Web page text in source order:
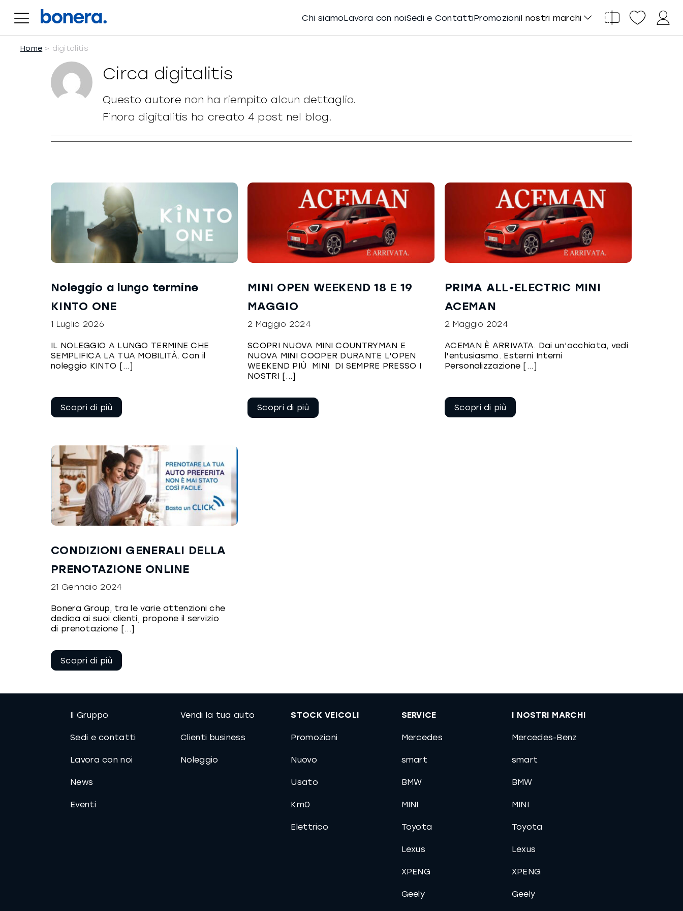
contenuto
Chi siamoLavora con noiSedi e ContattiPromozioniI nostri marchi
Home digitalitis
Circa digitalitis
Questo autore non ha riempito alcun dettaglio.
Finora digitalitis ha creato 4 post nel blog.
Noleggio a lungo termine
KINTO ONE
1 Luglio 2026
IL NOLEGGIO A LUNGO TERMINE CHE
SEMPLIFICA LA TUA MOBILITÀ. Con il
noleggio KINTO [...]
Continua a
leggere
MINI OPEN WEEKEND 18 E 19
MAGGIO
2 Maggio 2024
SCOPRI NUOVA MINI COUNTRYMAN E
NUOVA MINI COOPER DURANTE L'OPEN
WEEKEND PIÙ MINI DI SEMPRE PRESSO I
NOSTRI [...]
Continua a
leggere
PRIMA ALL-ELECTRIC MINI
ACEMAN
2 Maggio 2024
ACEMAN È ARRIVATA. Dai un'occhiata, vedi
l'entusiasmo. Esterni Interni
Personalizzazione [...]
Continua a
leggere
CONDIZIONI GENERALI DELLA
PRENOTAZIONE ONLINE
21 Gennaio 2024
Bonera Group, tra le varie attenzioni che
dedica ai suoi clienti, propone il servizio
di prenotazione [...]
leggere
Il Gruppo
Sedi e contatti
Lavora con noi
News
Eventi
Vendi la tua auto
Clienti business
Noleggio
STOCK VEICOLI
Promozioni
Nuovo
Usato
Km0
Elettrico
SERVICE
Mercedes
smart
BMW
MINI
Toyota
Lexus
XPENG
Geely
I NOSTRI MARCHI
Mercedes-Benz
smart
BMW
MINI
Toyota
Lexus
XPENG
Geely